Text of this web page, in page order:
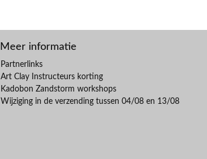
Meer informatie
Partnerlinks
Art Clay Instructeurs korting
Kadobon Zandstorm workshops
Wijziging in de verzending tussen 04/08 en 13/08